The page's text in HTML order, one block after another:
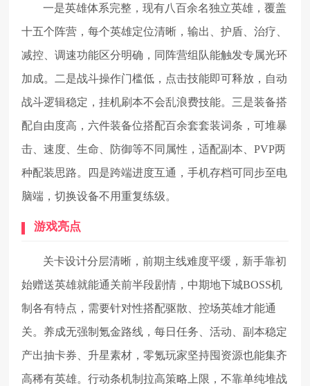
一是英雄体系完整，现有八百余名独立英雄，覆盖
十五个阵营，每个英雄定位清晰，输出、护盾、治疗、
减控、调速功能区分明确，同阵营组队能触发专属光环
加成。二是战斗操作门槛低，点击技能即可释放，自动
战斗逻辑稳定，挂机刷本不会乱浪费技能。三是装备搭
配自由度高，六件装备位搭配百余套套装词条，可堆暴
击、速度、生命、防御等不同属性，适配副本、PVP两
种配装思路。四是跨端进度互通，手机存档可同步至电
脑端，切换设备不用重复练级。
游戏亮点
关卡设计分层清晰，前期主线难度平缓，新手靠初
始赠送英雄就能通关前半段剧情，中期地下城BOSS机
制各有特点，需要针对性搭配驱散、控场英雄才能通
关。养成无强制氪金路线，每日任务、活动、副本稳定
产出抽卡券、升星素材，零氪玩家坚持囤资源也能集齐
高稀有英雄。行动条机制拉高策略上限，不靠单纯堆战